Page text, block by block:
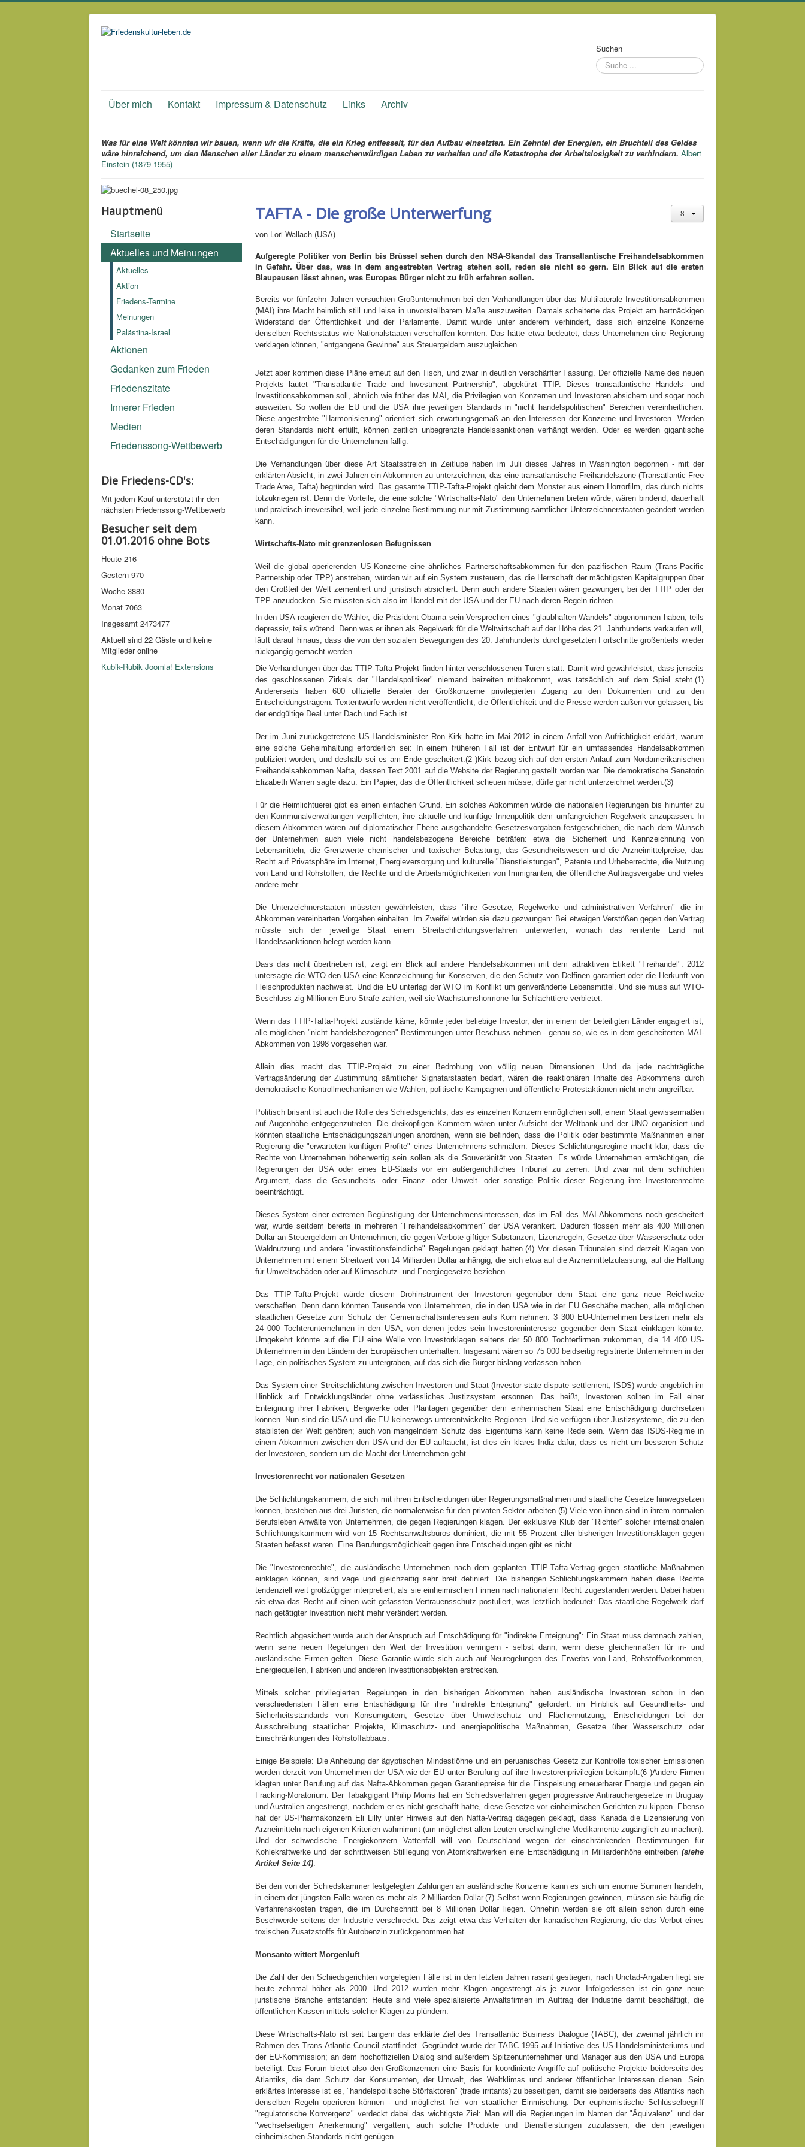
Suchen
Über mich Kontakt Impressum & Datenschutz Links Archiv
Was für eine Welt könnten wir bauen, wenn wir die Kräfte, die ein Krieg entfesselt, für den Aufbau einsetzten. Ein Zehntel der Energien, ein Bruchteil des Geldes
wäre hinreichend, um den Menschen aller Länder zu einem menschenwürdigen Leben zu verhelfen und die Katastrophe der Arbeitslosigkeit zu verhindern. Albert
Einstein (1879-1955)
Hauptmenü
Startseite
Aktuelles und Meinungen
Aktuelles
Aktion
Friedens-Termine
Meinungen
Palästina-Israel
Aktionen
Gedanken zum Frieden
Friedenszitate
Innerer Frieden
Medien
Friedenssong-Wettbewerb
Die Friedens-CD's:
Mit jedem Kauf unter­stützt ihr den
nächsten Friedens­song-­Wettbe­werb
Besucher seit dem
01.01.2016 ohne Bots
Heute 216
Gestern 970
Woche 3880
Monat 7063
Insgesamt 2473477
Aktuell sind 22 Gäste und keine
Mitglieder online
Kubik-Rubik Joomla! Extensions
TAFTA - Die große Unterwerfung
von Lori Wallach (USA)
Aufgeregte Politiker von Berlin bis Brüssel sehen durch den NSA-Skandal das Transatlantische Freihandelsabkommen
in Gefahr. Über das, was in dem angestrebten Vertrag stehen soll, reden sie nicht so gern. Ein Blick auf die ersten
Blaupausen lässt ahnen, was Europas Bürger nicht zu früh erfahren sollen.
Bereits vor fünfzehn Jahren versuchten Großunternehmen bei den Verhandlungen über das Multilaterale Investitionsabkommen
(MAI) ihre Macht heimlich still und leise in unvorstellbarem Maße auszuweiten. Damals scheiterte das Projekt am hartnäckigen
Widerstand der Öffentlichkeit und der Parlamente. Damit wurde unter anderem verhindert, dass sich einzelne Konzerne
denselben Rechtsstatus wie Nationalstaaten verschaffen konnten. Das hätte etwa bedeutet, dass Unternehmen eine Regierung
verklagen können, "entgangene Gewinne" aus Steuergeldern auszugleichen.
Jetzt aber kommen diese Pläne erneut auf den Tisch, und zwar in deutlich verschärfter Fassung. Der offizielle Name des neuen
Projekts lautet "Transatlantic Trade and Investment Partnership", abgekürzt TTIP. Dieses transatlantische Handels- und
Investitionsabkommen soll, ähnlich wie früher das MAI, die Privilegien von Konzernen und Investoren absichern und sogar noch
ausweiten. So wollen die EU und die USA ihre jeweiligen Standards in "nicht handelspolitischen" Bereichen vereinheitlichen.
Diese angestrebte "Harmonisierung" orientiert sich erwartungsgemäß an den Interessen der Konzerne und Investoren. Werden
deren Standards nicht erfüllt, können zeitlich unbegrenzte Handelssanktionen verhängt werden. Oder es werden gigantische
Entschädigungen für die Unternehmen fällig.
Die Verhandlungen über diese Art Staatsstreich in Zeitlupe haben im Juli dieses Jahres in Washington begonnen - mit der
erklärten Absicht, in zwei Jahren ein Abkommen zu unterzeichnen, das eine transatlantische Freihandelszone (Transatlantic Free
Trade Area, Tafta) begründen wird. Das gesamte TTIP-Tafta-Projekt gleicht dem Monster aus einem Horrorfilm, das durch nichts
totzukriegen ist. Denn die Vorteile, die eine solche "Wirtschafts-Nato" den Unternehmen bieten würde, wären bindend, dauerhaft
und praktisch irreversibel, weil jede einzelne Bestimmung nur mit Zustimmung sämtlicher Unterzeichnerstaaten geändert werden
kann.
Wirtschafts-Nato mit grenzenlosen Befugnissen
Weil die global operierenden US-Konzerne eine ähnliches Partnerschaftsabkommen für den pazifischen Raum (Trans-Pacific
Partnership oder TPP) anstreben, würden wir auf ein System zusteuern, das die Herrschaft der mächtigsten Kapitalgruppen über
den Großteil der Welt zementiert und juristisch absichert. Denn auch andere Staaten wären gezwungen, bei der TTIP oder der
TPP anzudocken. Sie müssten sich also im Handel mit der USA und der EU nach deren Regeln richten.
In den USA reagieren die Wähler, die Präsident Obama sein Versprechen eines "glaubhaften Wandels" abgenommen haben, teils
depressiv, teils wütend. Denn was er ihnen als Regelwerk für die Weltwirtschaft auf der Höhe des 21. Jahrhunderts verkaufen will,
läuft darauf hinaus, dass die von den sozialen Bewegungen des 20. Jahrhunderts durchgesetzten Fortschritte großenteils wieder
rückgängig gemacht werden.
Die Verhandlungen über das TTIP-Tafta-Projekt finden hinter verschlossenen Türen statt. Damit wird gewährleistet, dass jenseits
des geschlossenen Zirkels der "Handelspolitiker" niemand beizeiten mitbekommt, was tatsächlich auf dem Spiel steht.(1)
Andererseits haben 600 offizielle Berater der Großkonzerne privilegierten Zugang zu den Dokumenten und zu den
Entscheidungsträgern. Textentwürfe werden nicht veröffentlicht, die Öffentlichkeit und die Presse werden außen vor gelassen, bis
der endgültige Deal unter Dach und Fach ist.
Der im Juni zurückgetretene US-Handelsminister Ron Kirk hatte im Mai 2012 in einem Anfall von Aufrichtigkeit erklärt, warum
eine solche Geheimhaltung erforderlich sei: In einem früheren Fall ist der Entwurf für ein umfassendes Handelsabkommen
publiziert worden, und deshalb sei es am Ende gescheitert.(2 )Kirk bezog sich auf den ersten Anlauf zum Nordamerikanischen
Freihandelsabkommen Nafta, dessen Text 2001 auf die Website der Regierung gestellt worden war. Die demokratische Senatorin
Elizabeth Warren sagte dazu: Ein Papier, das die Öffentlichkeit scheuen müsse, dürfe gar nicht unterzeichnet werden.(3)
Für die Heimlichtuerei gibt es einen einfachen Grund. Ein solches Abkommen würde die nationalen Regierungen bis hinunter zu
den Kommunalverwaltungen verpflichten, ihre aktuelle und künftige Innenpolitik dem umfangreichen Regelwerk anzupassen. In
diesem Abkommen wären auf diplomatischer Ebene ausgehandelte Gesetzesvorgaben festgeschrieben, die nach dem Wunsch
der Unternehmen auch viele nicht handelsbezogene Bereiche beträfen: etwa die Sicherheit und Kennzeichnung von
Lebensmitteln, die Grenzwerte chemischer und toxischer Belastung, das Gesundheitswesen und die Arzneimittelpreise, das
Recht auf Privatsphäre im Internet, Energieversorgung und kulturelle "Dienstleistungen", Patente und Urheberrechte, die Nutzung
von Land und Rohstoffen, die Rechte und die Arbeitsmöglichkeiten von Immigranten, die öffentliche Auftragsvergabe und vieles
andere mehr.
Die Unterzeichnerstaaten müssten gewährleisten, dass "ihre Gesetze, Regelwerke und administrativen Verfahren" die im
Abkommen vereinbarten Vorgaben einhalten. Im Zweifel würden sie dazu gezwungen: Bei etwaigen Verstößen gegen den Vertrag
müsste sich der jeweilige Staat einem Streitschlichtungsverfahren unterwerfen, wonach das renitente Land mit
Handelssanktionen belegt werden kann.
Dass das nicht übertrieben ist, zeigt ein Blick auf andere Handelsabkommen mit dem attraktiven Etikett "Freihandel": 2012
untersagte die WTO den USA eine Kennzeichnung für Konserven, die den Schutz von Delfinen garantiert oder die Herkunft von
Fleischprodukten nachweist. Und die EU unterlag der WTO im Konflikt um genveränderte Lebensmittel. Und sie muss auf WTO-
Beschluss zig Millionen Euro Strafe zahlen, weil sie Wachstumshormone für Schlachttiere verbietet.
Wenn das TTIP-Tafta-Projekt zustände käme, könnte jeder beliebige Investor, der in einem der beteiligten Länder engagiert ist,
alle möglichen "nicht handelsbezogenen" Bestimmungen unter Beschuss nehmen - genau so, wie es in dem gescheiterten MAI-
Abkommen von 1998 vorgesehen war.
Allein dies macht das TTIP-Projekt zu einer Bedrohung von völlig neuen Dimensionen. Und da jede nachträgliche
Vertragsänderung der Zustimmung sämtlicher Signatarstaaten bedarf, wären die reaktionären Inhalte des Abkommens durch
demokratische Kontrollmechanismen wie Wahlen, politische Kampagnen und öffentliche Protestaktionen nicht mehr angreifbar.
Politisch brisant ist auch die Rolle des Schiedsgerichts, das es einzelnen Konzern ermöglichen soll, einem Staat gewissermaßen
auf Augenhöhe entgegenzutreten. Die dreiköpfigen Kammern wären unter Aufsicht der Weltbank und der UNO organisiert und
könnten staatliche Entschädigungszahlungen anordnen, wenn sie befinden, dass die Politik oder bestimmte Maßnahmen einer
Regierung die "erwarteten künftigen Profite" eines Unternehmens schmälern. Dieses Schlichtungsregime macht klar, dass die
Rechte von Unternehmen höherwertig sein sollen als die Souveränität von Staaten. Es würde Unternehmen ermächtigen, die
Regierungen der USA oder eines EU-Staats vor ein außergerichtliches Tribunal zu zerren. Und zwar mit dem schlichten
Argument, dass die Gesundheits- oder Finanz- oder Umwelt- oder sonstige Politik dieser Regierung ihre Investorenrechte
beeinträchtigt.
Dieses System einer extremen Begünstigung der Unternehmensinteressen, das im Fall des MAI-Abkommens noch gescheitert
war, wurde seitdem bereits in mehreren "Freihandelsabkommen" der USA verankert. Dadurch flossen mehr als 400 Millionen
Dollar an Steuergeldern an Unternehmen, die gegen Verbote giftiger Substanzen, Lizenzregeln, Gesetze über Wasserschutz oder
Waldnutzung und andere "investitionsfeindliche" Regelungen geklagt hatten.(4) Vor diesen Tribunalen sind derzeit Klagen von
Unternehmen mit einem Streitwert von 14 Milliarden Dollar anhängig, die sich etwa auf die Arzneimittelzulassung, auf die Haftung
für Umweltschäden oder auf Klimaschutz- und Energiegesetze beziehen.
Das TTIP-Tafta-Projekt würde diesem Drohinstrument der Investoren gegenüber dem Staat eine ganz neue Reichweite
verschaffen. Denn dann könnten Tausende von Unternehmen, die in den USA wie in der EU Geschäfte machen, alle möglichen
staatlichen Gesetze zum Schutz der Gemeinschaftsinteressen aufs Korn nehmen. 3 300 EU-Unternehmen besitzen mehr als
24 000 Tochterunternehmen in den USA, von denen jedes sein Investoreninteresse gegenüber dem Staat einklagen könnte.
Umgekehrt könnte auf die EU eine Welle von Investorklagen seitens der 50 800 Tochterfirmen zukommen, die 14 400 US-
Unternehmen in den Ländern der Europäischen unterhalten. Insgesamt wären so 75 000 beidseitig registrierte Unternehmen in der
Lage, ein politisches System zu untergraben, auf das sich die Bürger bislang verlassen haben.
Das System einer Streitschlichtung zwischen Investoren und Staat (Investor-state dispute settlement, ISDS) wurde angeblich im
Hinblick auf Entwicklungsländer ohne verlässliches Justizsystem ersonnen. Das heißt, Investoren sollten im Fall einer
Enteignung ihrer Fabriken, Bergwerke oder Plantagen gegenüber dem einheimischen Staat eine Entschädigung durchsetzen
können. Nun sind die USA und die EU keineswegs unterentwickelte Regionen. Und sie verfügen über Justizsysteme, die zu den
stabilsten der Welt gehören; auch von mangelndem Schutz des Eigentums kann keine Rede sein. Wenn das ISDS-Regime in
einem Abkommen zwischen den USA und der EU auftaucht, ist dies ein klares Indiz dafür, dass es nicht um besseren Schutz
der Investoren, sondern um die Macht der Unternehmen geht.
Investorenrecht vor nationalen Gesetzen
Die Schlichtungskammern, die sich mit ihren Entscheidungen über Regierungsmaßnahmen und staatliche Gesetze hinwegsetzen
können, bestehen aus drei Juristen, die normalerweise für den privaten Sektor arbeiten.(5) Viele von ihnen sind in ihrem normalen
Berufsleben Anwälte von Unternehmen, die gegen Regierungen klagen. Der exklusive Klub der "Richter" solcher internationalen
Schlichtungskammern wird von 15 Rechtsanwaltsbüros dominiert, die mit 55 Prozent aller bisherigen Investitionsklagen gegen
Staaten befasst waren. Eine Berufungsmöglichkeit gegen ihre Entscheidungen gibt es nicht.
Die "Investorenrechte", die ausländische Unternehmen nach dem geplanten TTIP-Tafta-Vertrag gegen staatliche Maßnahmen
einklagen können, sind vage und gleichzeitig sehr breit definiert. Die bisherigen Schlichtungskammern haben diese Rechte
tendenziell weit großzügiger interpretiert, als sie einheimischen Firmen nach nationalem Recht zugestanden werden. Dabei haben
sie etwa das Recht auf einen weit gefassten Vertrauensschutz postuliert, was letztlich bedeutet: Das staatliche Regelwerk darf
nach getätigter Investition nicht mehr verändert werden.
Rechtlich abgesichert wurde auch der Anspruch auf Entschädigung für "indirekte Enteignung": Ein Staat muss demnach zahlen,
wenn seine neuen Regelungen den Wert der Investition verringern - selbst dann, wenn diese gleichermaßen für in- und
ausländische Firmen gelten. Diese Garantie würde sich auch auf Neuregelungen des Erwerbs von Land, Rohstoffvorkommen,
Energiequellen, Fabriken und anderen Investitionsobjekten erstrecken.
Mittels solcher privilegierten Regelungen in den bisherigen Abkommen haben ausländische Investoren schon in den
verschiedensten Fällen eine Entschädigung für ihre "indirekte Enteignung" gefordert: im Hinblick auf Gesundheits- und
Sicherheitsstandards von Konsumgütern, Gesetze über Umweltschutz und Flächennutzung, Entscheidungen bei der
Ausschreibung staatlicher Projekte, Klimaschutz- und energiepolitische Maßnahmen, Gesetze über Wasserschutz oder
Einschränkungen des Rohstoffabbaus.
Einige Beispiele: Die Anhebung der ägyptischen Mindestlöhne und ein peruanisches Gesetz zur Kontrolle toxischer Emissionen
werden derzeit von Unternehmen der USA wie der EU unter Berufung auf ihre Investorenprivilegien bekämpft.(6 )Andere Firmen
klagten unter Berufung auf das Nafta-Abkommen gegen Garantiepreise für die Einspeisung erneuerbarer Energie und gegen ein
Fracking-Moratorium. Der Tabakgigant Philip Morris hat ein Schiedsverfahren gegen progressive Antirauchergesetze in Uruguay
und Australien angestrengt, nachdem er es nicht geschafft hatte, diese Gesetze vor einheimischen Gerichten zu kippen. Ebenso
hat der US-Pharmakonzern Eli Lilly unter Hinweis auf den Nafta-Vertrag dagegen geklagt, dass Kanada die Lizensierung von
Arzneimitteln nach eigenen Kriterien wahrnimmt (um möglichst allen Leuten erschwingliche Medikamente zugänglich zu machen).
Und der schwedische Energiekonzern Vattenfall will von Deutschland wegen der einschränkenden Bestimmungen für
Kohlekraftwerke und der schrittweisen Stilllegung von Atomkraftwerken eine Entschädigung in Milliardenhöhe eintreiben (siehe
Artikel Seite 14).
Bei den von der Schiedskammer festgelegten Zahlungen an ausländische Konzerne kann es sich um enorme Summen handeln;
in einem der jüngsten Fälle waren es mehr als 2 Milliarden Dollar.(7) Selbst wenn Regierungen gewinnen, müssen sie häufig die
Verfahrenskosten tragen, die im Durchschnitt bei 8 Millionen Dollar liegen. Ohnehin werden sie oft allein schon durch eine
Beschwerde seitens der Industrie verschreckt. Das zeigt etwa das Verhalten der kanadischen Regierung, die das Verbot eines
toxischen Zusatzstoffs für Autobenzin zurückgenommen hat.
Monsanto wittert Morgenluft
Die Zahl der den Schiedsgerichten vorgelegten Fälle ist in den letzten Jahren rasant gestiegen; nach Unctad-Angaben liegt sie
heute zehnmal höher als 2000. Und 2012 wurden mehr Klagen angestrengt als je zuvor. Infolgedessen ist ein ganz neue
juristische Branche entstanden: Heute sind viele spezialisierte Anwaltsfirmen im Auftrag der Industrie damit beschäftigt, die
öffentlichen Kassen mittels solcher Klagen zu plündern.
Diese Wirtschafts-Nato ist seit Langem das erklärte Ziel des Transatlantic Business Dialogue (TABC), der zweimal jährlich im
Rahmen des Trans-Atlantic Council stattfindet. Gegründet wurde der TABC 1995 auf Initiative des US-Handelsministeriums und
der EU-Kommission; an dem hochoffiziellen Dialog sind außerdem Spitzenunternehmer und Manager aus den USA und Europa
beteiligt. Das Forum bietet also den Großkonzernen eine Basis für koordinierte Angriffe auf politische Projekte beiderseits des
Atlantiks, die dem Schutz der Konsumenten, der Umwelt, des Weltklimas und anderer öffentlicher Interessen dienen. Sein
erklärtes Interesse ist es, "handelspolitische Störfaktoren" (trade irritants) zu beseitigen, damit sie beiderseits des Atlantiks nach
denselben Regeln operieren können - und möglichst frei von staatlicher Einmischung. Der euphemistische Schlüsselbegriff
"regulatorische Konvergenz" verdeckt dabei das wichtigste Ziel: Man will die Regierungen im Namen der "Äquivalenz" und der
"wechselseitigen Anerkennung" vergattern, auch solche Produkte und Dienstleistungen zuzulassen, die den jeweiligen
einheimischen Standards nicht genügen.